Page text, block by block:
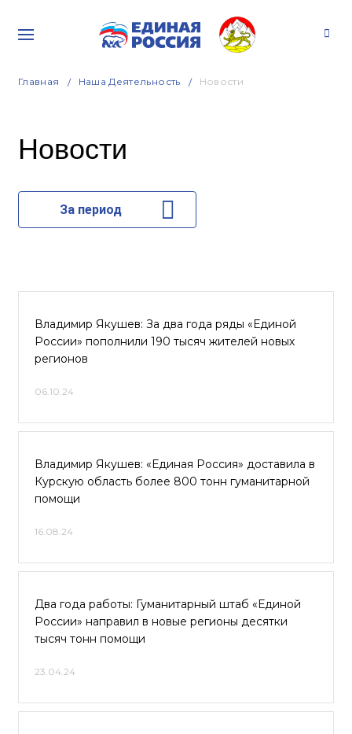
Главная Наша Деятельность Новости
Новости
За период
Владимир Якушев: За два года ряды «Единой
России» пополнили 190 тысяч жителей новых
регионов
06.10.24
Владимир Якушев: «Единая Россия» доставила в
Курскую область более 800 тонн гуманитарной
помощи
16.08.24
Два года работы: Гуманитарный штаб «Единой
России» направил в новые регионы десятки
тысяч тонн помощи
23.04.24